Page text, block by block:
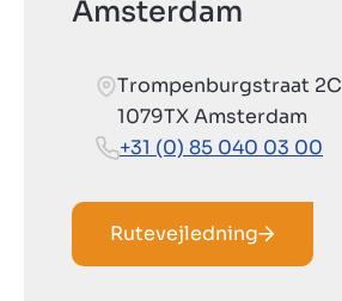
Amsterdam
Trompenburgstraat 2C
1079TX Amsterdam
+31 (0) 85 040 03 00
Rutevejledning